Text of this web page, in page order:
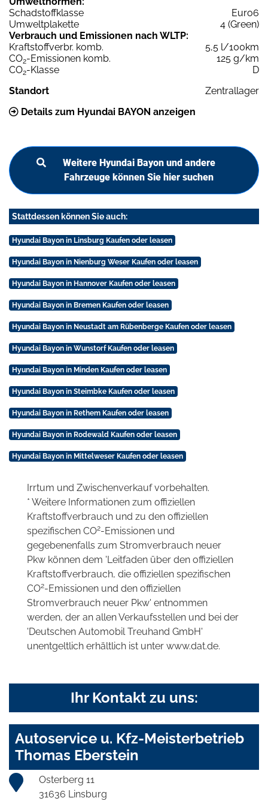
Schadstoffklasse
Euro6
Umweltplakette
4 (Green)
Verbrauch und Emissionen nach WLTP:
Kraftstoffverbr. komb.
5,5 l/100km
CO2-Emissionen komb.
125 g/km
CO2-Klasse
D
Standort
Zentrallager
Details zum Hyundai BAYON anzeigen
Weitere Hyundai Bayon und andere
Fahrzeuge können Sie hier suchen
Stattdessen können Sie auch:
Hyundai Bayon in Linsburg Kaufen oder leasen
Hyundai Bayon in Nienburg Weser Kaufen oder leasen
Hyundai Bayon in Hannover Kaufen oder leasen
Hyundai Bayon in Bremen Kaufen oder leasen
Hyundai Bayon in Neustadt am Rübenberge Kaufen oder leasen
Hyundai Bayon in Wunstorf Kaufen oder leasen
Hyundai Bayon in Minden Kaufen oder leasen
Hyundai Bayon in Steimbke Kaufen oder leasen
Hyundai Bayon in Rethem Kaufen oder leasen
Hyundai Bayon in Rodewald Kaufen oder leasen
Hyundai Bayon in Mittelweser Kaufen oder leasen
Irrtum und Zwischenverkauf vorbehalten.
* Weitere Informationen zum offiziellen
Kraftstoffverbrauch und zu den offiziellen
spezifischen CO2-Emissionen und
gegebenenfalls zum Stromverbrauch neuer
Pkw können dem 'Leitfaden über den offiziellen
Kraftstoffverbrauch, die offiziellen spezifischen
CO2-Emissionen und den offiziellen
Stromverbrauch neuer Pkw' entnommen
werden, der an allen Verkaufsstellen und bei der
'Deutschen Automobil Treuhand GmbH'
unentgeltlich erhältlich ist unter www.dat.de.
Ihr Kontakt zu uns:
Autoservice u. Kfz-Meisterbetrieb
Thomas Eberstein
Osterberg 11
31636 Linsburg